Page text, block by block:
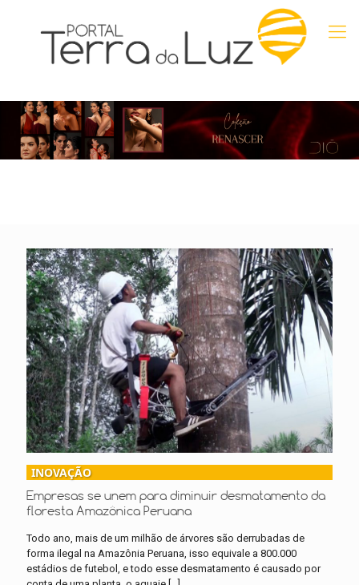
INOVAÇÃO
Empresas se unem para diminuir desmatamento da
floresta Amazônica Peruana
Todo ano, mais de um milhão de árvores são derrubadas de
forma ilegal na Amazônia Peruana, isso equivale a 800.000
estádios de futebol, e todo esse desmatamento é causado por